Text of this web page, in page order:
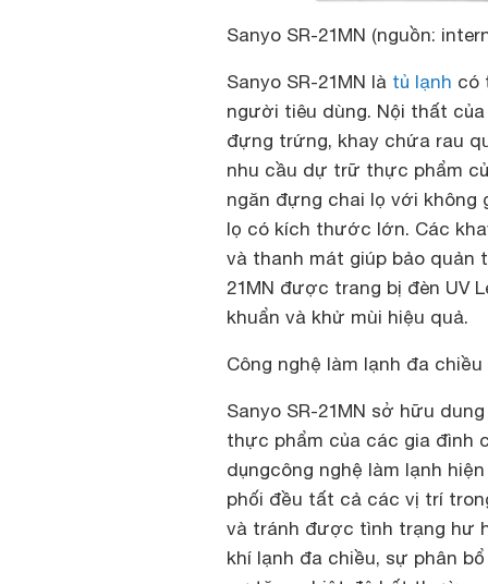
Sanyo SR-21MN (nguồn:
Sanyo SR-21MN là tủ lạnh có
người tiêu dùng. Nội thất của
đựng trứng, khay chứa rau
nhu cầu dự trữ thực phẩm
ngăn đựng chai lọ với không
lọ có kích thước lớn. Các
và thanh mát giúp bảo quản
21MN được trang bị đèn UV
khuẩn và khử mùi hiệu quả.
Công nghệ làm lạnh đa chiều
Sanyo SR-21MN sở hữu
thực phẩm của các gia đình
dụngcông nghệ làm lạnh
phối đều tất cả các vị trí
và tránh được tình trạng hư
khí lạnh đa chiều, sự phân